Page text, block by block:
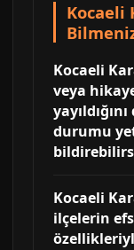
Kocaeli
Kocaeli
veya
durumu
Kocaeli
ilçelerin